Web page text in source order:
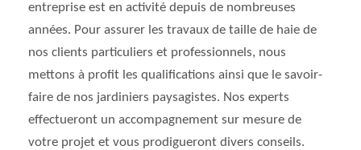
entreprise est en activité depuis de nombreuses
années. Pour assurer les travaux de taille de haie de
nos clients particuliers et professionnels, nous
mettons à profit les qualifications ainsi que le savoir-
faire de nos jardiniers paysagistes. Nos experts
effectueront un accompagnement sur mesure de
votre projet et vous prodigueront divers conseils.